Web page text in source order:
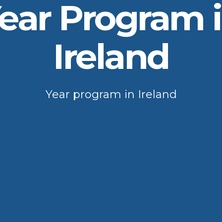
Program
Ireland
Year program in Ireland